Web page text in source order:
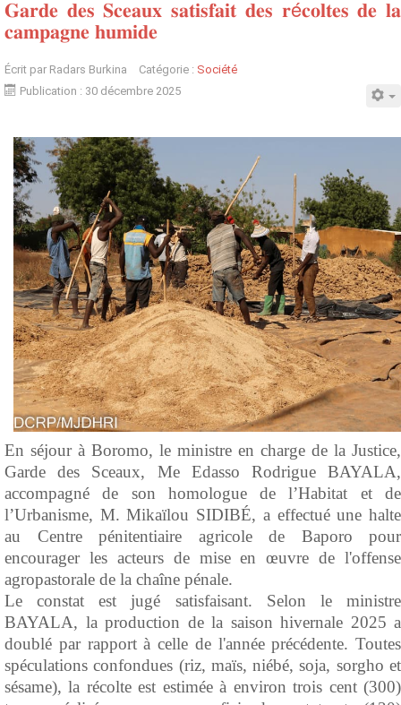
𝐆𝐚𝐫𝐝𝐞 𝐝𝐞𝐬 𝐒𝐜𝐞𝐚𝐮𝐱 𝐬𝐚𝐭𝐢𝐬𝐟𝐚𝐢𝐭 𝐝𝐞𝐬 𝐫é𝐜𝐨𝐥𝐭𝐞𝐬 𝐝𝐞 𝐥𝐚
𝐜𝐚𝐦𝐩𝐚𝐠𝐧𝐞 𝐡𝐮𝐦𝐢𝐝𝐞
Écrit par Radars Burkina Catégorie : Société
Publication : 30 décembre 2025
En séjour à Boromo, le ministre en charge de la Justice,
Garde des Sceaux, Me Edasso Rodrigue BAYALA,
accompagné de son homologue de l’Habitat et de
l’Urbanisme, M. Mikaïlou SIDIBÉ, a effectué une halte
au Centre pénitentiaire agricole de Baporo pour
encourager les acteurs de mise en œuvre de l'offense
agropastorale de la chaîne pénale.
Le constat est jugé satisfaisant. Selon le ministre
BAYALA, la production de la saison hivernale 2025 a
doublé par rapport à celle de l'année précédente. Toutes
spéculations confondues (riz, maïs, niébé, soja, sorgho et
sésame), la récolte est estimée à environ trois cent (300)